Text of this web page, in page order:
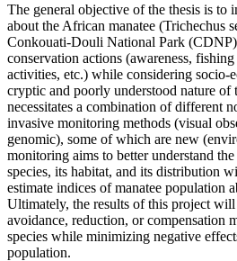
The general objective of the thesis is to
about the African manatee (Trichechus
Conkouati-Douli National Park
conservation actions (awareness,
activities, etc.) while considering socio-
cryptic and poorly understood nature of
necessitates a combination of different
invasive monitoring methods (visual
genomic), some of which are new
monitoring aims to better understand
species, its habitat, and its distribution
estimate indices of manatee population
Ultimately, the results of this project
avoidance, reduction, or compensation
species while minimizing negative
population.